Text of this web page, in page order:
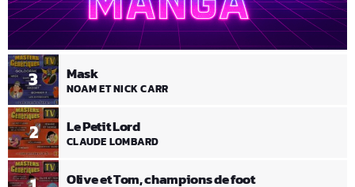
Olive et Tom, champions de foot
2 Le Petit Lord
CLAUDE LOMBARD
3 Mask
NOAM ET NICK CARR